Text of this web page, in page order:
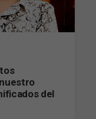
del